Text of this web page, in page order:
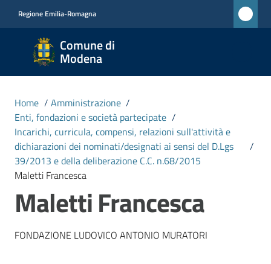
Regione Emilia-Romagna
Comune di
Modena
Comune
di
Modena
CIVICA
MONET
Amministrazione
Novità
Servizi
Home / Amministrazione /
Enti, fondazioni e società partecipate /
Incarichi, curricula, compensi, relazioni sull'attività e
dichiarazioni dei nominati/designati ai sensi del D.Lgs
39/2013 e della deliberazione C.C. n.68/2015
/
Maletti Francesca
Maletti Francesca
FONDAZIONE LUDOVICO ANTONIO MURATORI